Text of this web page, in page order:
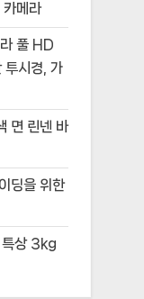
메라
풀 HD
투시경, 가
면 린넨 바
딩을 위한
특상 3kg